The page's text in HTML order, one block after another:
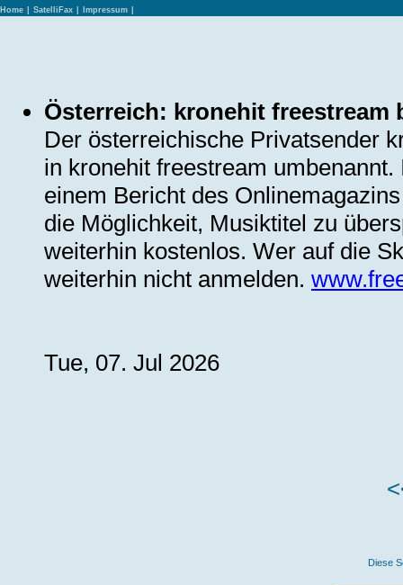
Home SatelliFax Impressum
Österreich: kronehit freestream
Der österreichische Privatsender
in kronehit freestream
einem Bericht des
die Möglichkeit, Musiktitel zu
weiterhin kostenlos. Wer auf die
weiterhin nicht anmelden.
Tue, 07. Jul 2026
Diese S